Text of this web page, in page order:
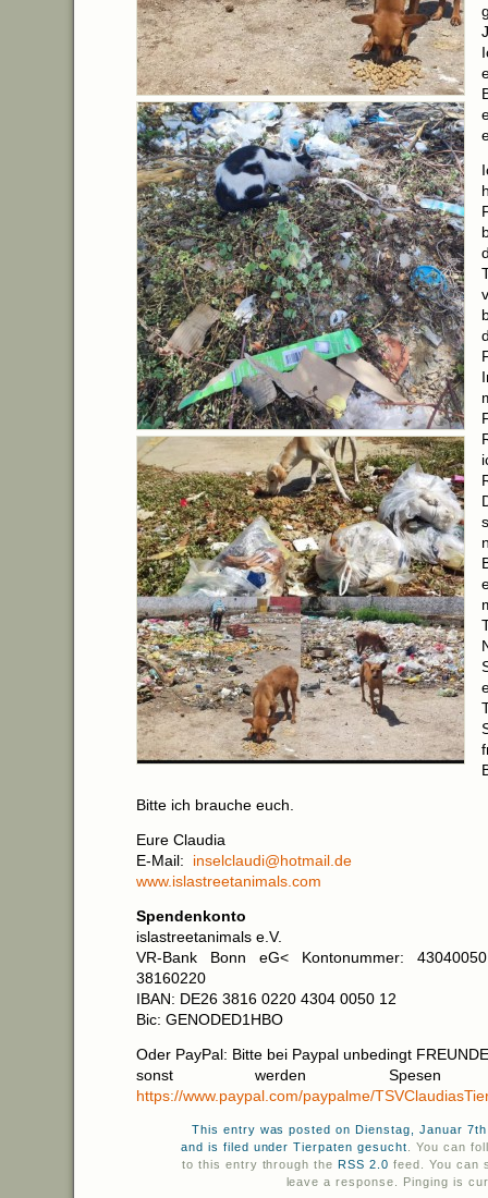
Bitte ich brauche euch.
Eure Claudia
E-Mail: inselclaudi@hotmail.de
www.islastreetanimals.com
Spendenkonto
islastreetanimals e.V.
VR-Bank Bonn eG< Kontonummer:
38160220
IBAN: DE26 3816 0220 4304 0050 12
Bic: GENODED1HBO
Oder PayPal: Bitte bei Paypal unbedingt
sonst werden Spesen
https://www.paypal.com/paypalme/
This entry was posted on Dienstag, Januar
and is filed underTierpaten gesucht
. You can
to this entry through theRSS 2.0 feed. You can
leave a response. Pinging is